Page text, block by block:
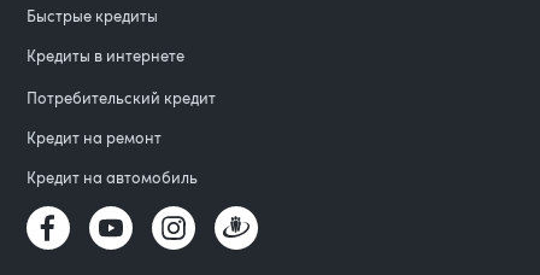
Быстрые кредиты
Кредиты в интернете
Потребительский кредит
Кредит на ремонт
Кредит на автомобиль